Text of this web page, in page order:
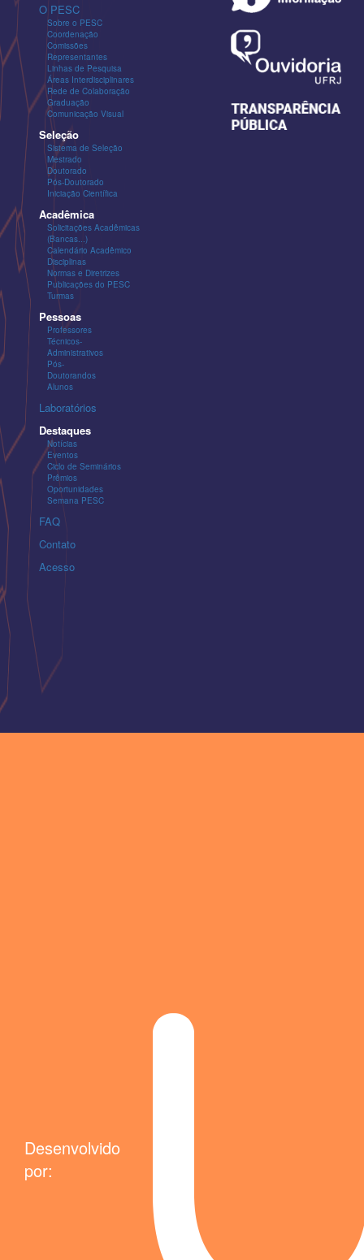
O PESC
Sobre o PESC
Coordenação
Comissões
Representantes
Linhas de Pesquisa
Áreas Interdisciplinares
Rede de Colaboração
Graduação
Comunicação Visual
Seleção
Sistema de Seleção
Mestrado
Doutorado
Pós-Doutorado
Iniciação Científica
Acadêmica
Solicitações Acadêmicas
(Bancas...)
Calendário Acadêmico
Disciplinas
Normas e Diretrizes
Publicações do PESC
Turmas
Pessoas
Professores
Técnicos-
Administrativos
Pós-
Doutorandos
Alunos
Laboratórios
Destaques
Notícias
Eventos
Ciclo de Seminários
Prêmios
Oportunidades
Semana PESC
FAQ
Contato
Acesso
Desenvolvido
por: